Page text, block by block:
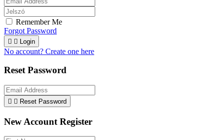
Remember Me
Forgot Password
  Login
No account? Create one here
Reset Password
  Reset Password
New Account Register